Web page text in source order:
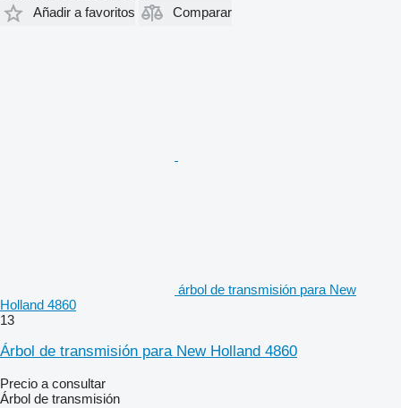
Añadir a favoritos
Comparar
árbol de transmisión para New
Holland 4860
13
Árbol de transmisión para New Holland 4860
Precio a consultar
Árbol de transmisión